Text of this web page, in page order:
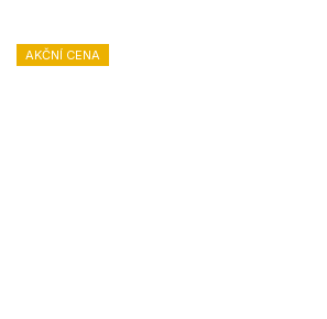
AKČNÍ CENA